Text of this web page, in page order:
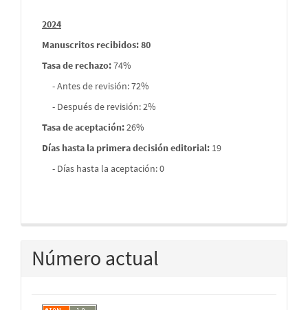
2024
Manuscritos recibidos: 80
Tasa de rechazo:74%
- Antes de revisión: 72%
- Después de revisión: 2%
Tasa de aceptación:26%
Días hasta la primera decisión editorial: 19
- Días hasta la aceptación: 0
Número actual